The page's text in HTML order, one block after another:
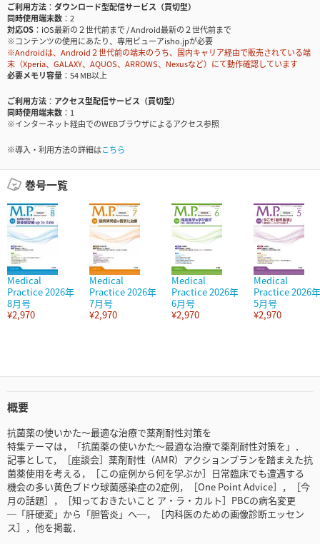
ご利用方法
ダウンロード型配信サービス（買切型）
同時使用端末数
2
対応OS
iOS最新の２世代前まで / Android最新の２世代前まで
※コンテンツの使用にあたり、専用ビューアisho.jpが必要
※Androidは、Android２世代前の端末のうち、国内キャリア経由で販売されている端
末（Xperia、GALAXY、AQUOS、ARROWS、Nexusなど）にて動作確認しています
必要メモリ容量
54 MB以上
ご利用方法
アクセス型配信サービス（買切型）
同時使用端末数
1
※インターネット経由でのWEBブラウザによるアクセス参照
※導入・利用方法の詳細はこちら
巻号一覧
Medical
Practice 2026年
8月号
¥2,970
Medical
Practice 2026年
7月号
¥2,970
Medical
Practice 2026年
6月号
¥2,970
Medical
Practice 2026年
5月号
¥2,970
概要
抗菌薬の使いかた～最適な治療で薬剤耐性対策を
特集テーマは，「抗菌薬の使いかた～最適な治療で薬剤耐性対策を」．
記事として，［座談会］薬剤耐性（AMR）アクションプランを踏まえた抗
菌薬使用を考える，［この症例から何を学ぶか］日常臨床でも遭遇する
機会の多い黄色ブドウ球菌感染症の2症例，［One Point Advice］，［今
月の話題］，［知っておきたいこと ア・ラ・カルト］PBCの病名変更
─「肝硬変」から「胆管炎」へ─，［内科医のための画像診断エッセン
ス］，他を掲載．